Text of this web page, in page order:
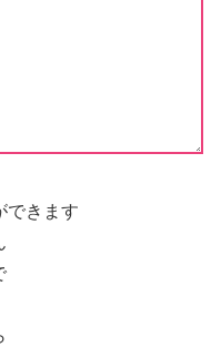
できます